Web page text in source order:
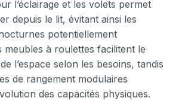
l’éclairage et les volets permet
depuis le lit, évitant ainsi les
potentiellement
meubles à roulettes facilitent le
l’espace selon les besoins, tandis
de rangement modulaires
des capacités physiques.